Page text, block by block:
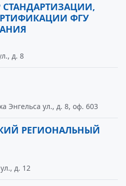
СТАНДАРТИЗАЦИИ,
ФГУ
д. 8
Энгельса ул., д. 8, оф. 603
РЕГИОНАЛЬНЫЙ
д. 12